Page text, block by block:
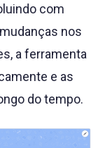
com
nos
a ferramenta
e as
do tempo.